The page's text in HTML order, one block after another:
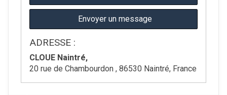
Envoyer un message
ADRESSE :
CLOUE Naintré,
20 rue de Chambourdon , 86530 Naintré, France